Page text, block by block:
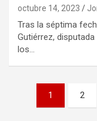
octubre 14, 2023
Tras la séptima
Gutiérrez,
los…
Paginación
1 2